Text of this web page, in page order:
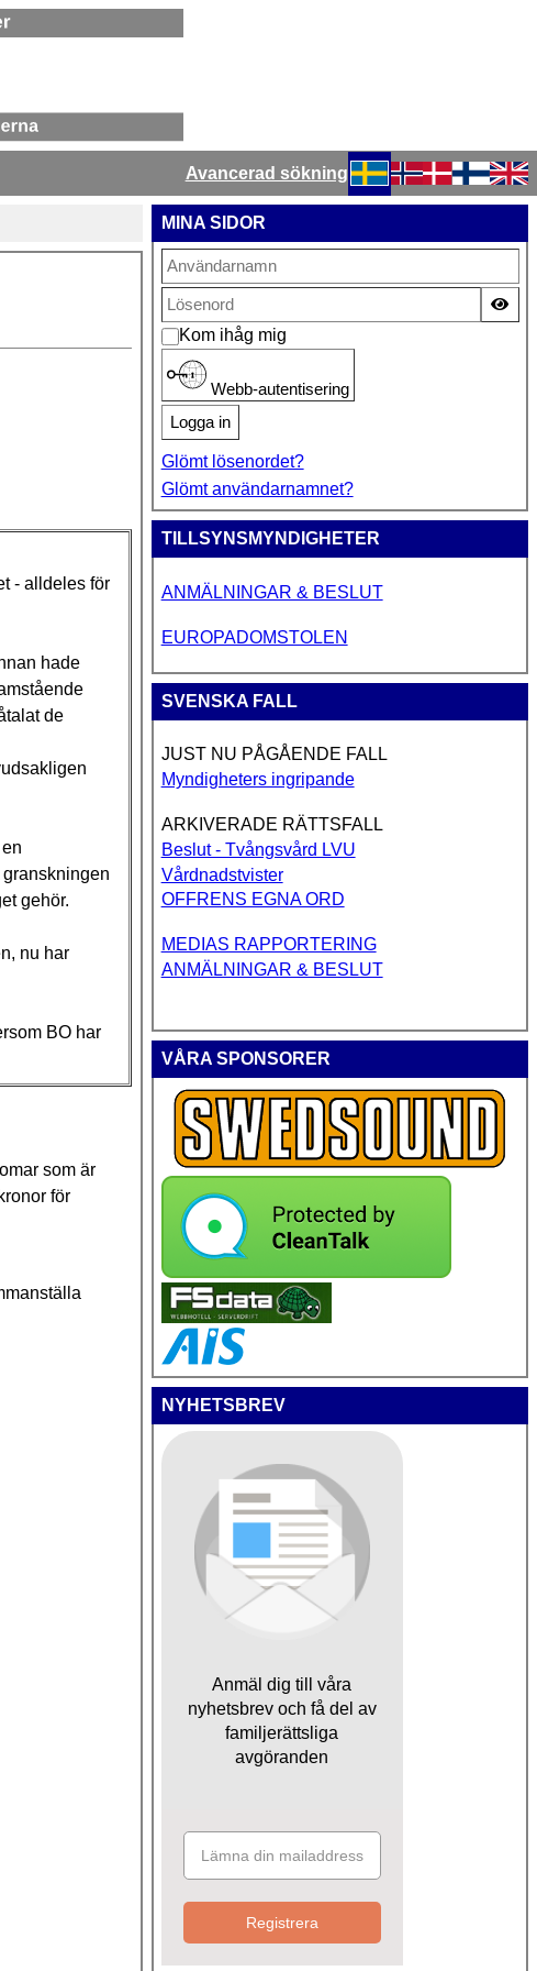
Avancerad sökning
Välj ditt språk
- alldeles för
hade
de
gehör.
nu har
BO har
som är
för
MINA SIDOR
Kom ihåg mig
Webb-autentisering
Logga in
Glömt lösenordet?
Glömt användarnamnet?
TILLSYNSMYNDIGHETER
ANMÄLNINGAR & BESLUT
EUROPADOMSTOLEN
SVENSKA FALL
JUST NU PÅGÅENDE FALL
Myndigheters ingripande
ARKIVERADE RÄTTSFALL
Beslut - Tvångsvård LVU
Vårdnadstvister
OFFRENS EGNA ORD
MEDIAS RAPPORTERING
ANMÄLNINGAR & BESLUT
VÅRA SPONSORER
NYHETSBREV
Anmäl dig till våra
nyhetsbrev och få del av
familjerättsliga
avgöranden
Registrera